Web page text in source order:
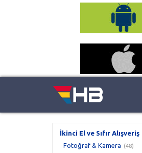
İkinci El ve Sıfır Alışveriş
Fotoğraf & Kamera (48)